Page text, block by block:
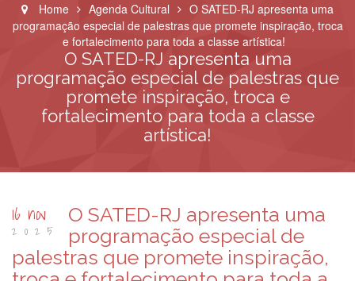
Home Agenda Cultural
O SATED-RJ apresenta uma
programação especial de palestras que promete inspiração, troca
e fortalecimento para toda a classe artística!
O SATED-RJ apresenta uma
programação especial de palestras que
promete inspiração, troca e
fortalecimento para toda a classe
artística!
16 nov
2025
O SATED-RJ apresenta uma
programação especial de
palestras que promete inspiração,